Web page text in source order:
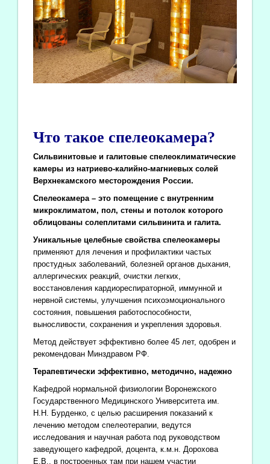
Что такое спелеокамера?
Сильвинитовые и галитовые спелеоклиматические
камеры из натриево-калийно-магниевых солей
Верхнекамского месторождения России.
Спелеокамера – это помещение с внутренним
микроклиматом, пол, стены и потолок которого
облицованы солеплитами сильвинита и галита.
Уникальные целебные свойства спелеокамеры
применяют для лечения и профилактики частых
простудных заболеваний, болезней органов дыхания,
аллергических реакций, очистки легких,
восстановления кардиореспираторной, иммунной и
нервной системы, улучшения психоэмоционального
состояния, повышения работоспособности,
выносливости, сохранения и укрепления здоровья.
Метод действует эффективно более 45 лет, одобрен и
рекомендован Минздравом РФ.
Терапевтически эффективно, методично, надежно
Кафедрой нормальной физиологии Воронежского
Государственного Медицинского Университета им.
Н.Н. Бурденко, с целью расширения показаний к
лечению методом спелеотерапии, ведутся
исследования и научная работа под руководством
заведующего кафедрой, доцента, к.м.н. Дорохова
Е.В., в построенных там при нашем участии